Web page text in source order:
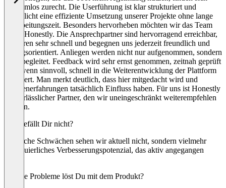
problemlos zurecht. Die Userführung ist klar strukturiert und
ermöglicht eine effiziente Umsetzung unserer Projekte ohne lange
Einarbeitungszeit. Besonders hervorheben möchten wir das Team
hinter Honestly. Die Ansprechpartner sind hervorragend erreichbar,
reagieren sehr schnell und begegnen uns jederzeit freundlich und
lösungsorientiert. Anliegen werden nicht nur aufgenommen, sondern
aktiv begleitet. Feedback wird sehr ernst genommen, zeitnah geprüft
und, wenn sinnvoll, schnell in die Weiterentwicklung der Plattform
integriert. Man merkt deutlich, dass hier mitgedacht wird und
Kundenerfahrungen tatsächlich Einfluss haben. Für uns ist Honestly
ein verlässlicher Partner, den wir uneingeschränkt weiterempfehlen
können.
Was gefällt Dir nicht?
Wirkliche Schwächen sehen wir aktuell nicht, sondern vielmehr
kontinuierliches Verbesserungspotenzial, das aktiv angegangen
Welche Probleme löst Du mit dem Produkt?